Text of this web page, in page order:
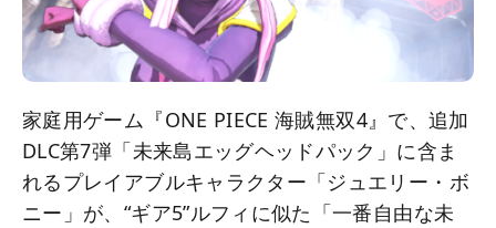
家庭用ゲーム『ONE PIECE 海賊無双4』で、追加
DLC第7弾「未来島エッグヘッドパック」に含ま
れるプレイアブルキャラクター「ジュエリー・ボ
ニー」が、“ギア5”ルフィに似た「一番自由な未